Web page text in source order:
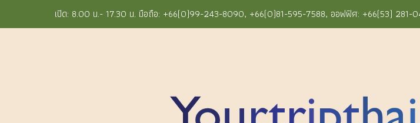
เปิด: 8.00 น.- 17.30 น. มือถือ: +66(0)99-243-8090, +66(0)81-595-7588, ออฟฟิศ: +66(53) 281-